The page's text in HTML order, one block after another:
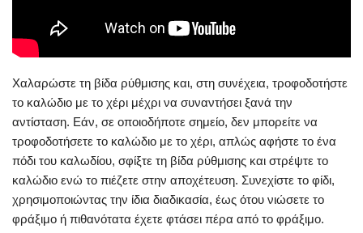
Χαλαρώστε τη βίδα ρύθμισης και, στη συνέχεια, τροφοδοτήστε
το καλώδιο με το χέρι μέχρι να συναντήσει ξανά την
αντίσταση. Εάν, σε οποιοδήποτε σημείο, δεν μπορείτε να
τροφοδοτήσετε το καλώδιο με το χέρι, απλώς αφήστε το ένα
πόδι του καλωδίου, σφίξτε τη βίδα ρύθμισης και στρέψτε το
καλώδιο ενώ το πιέζετε στην αποχέτευση. Συνεχίστε το φίδι,
χρησιμοποιώντας την ίδια διαδικασία, έως ότου νιώσετε το
φράξιμο ή πιθανότατα έχετε φτάσει πέρα από το φράξιμο.